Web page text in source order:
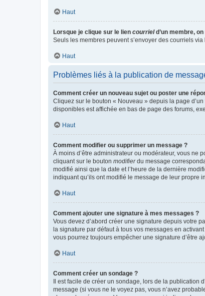
Haut
Lorsque je clique sur le lien courrield’un membre,
Seuls les membres peuvent s’envoyer des courriels
Haut
Problèmes liés à la publication de
Comment créer un nouveau sujet ou poster une
Cliquez sur le bouton « Nouveau » depuis la page
disponibles est affichée en bas de page des forums,
Haut
Comment modifier ou supprimer un message ?
À moins d’être administrateur ou modérateur, vous
cliquant sur le bouton modifierdu message
modifié ainsi que la date et l’heure de la dernière
indiquant qu’ils ont modifié le message de leur propre
Haut
Comment ajouter une signature à mes messages ?
Vous devez d’abord créer une signature depuis votre
la signature par défaut à tous vos messages en
vous pourrez toujours empêcher une signature d’être
Haut
Comment créer un sondage ?
Il est facile de créer un sondage, lors de la publication
message (si vous ne le voyez pas, vous n’avez